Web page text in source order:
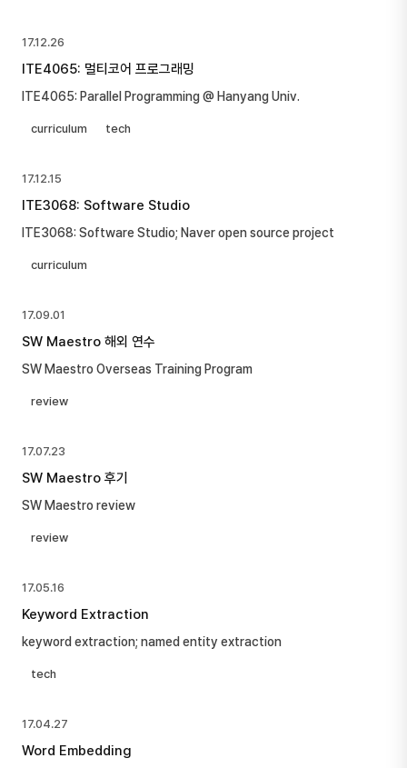
17.12.26
ITE4065: 멀티코어 프로그래밍
ITE4065: Parallel Programming @ Hanyang Univ.
curriculum tech
17.12.15
ITE3068: Software Studio
ITE3068: Software Studio; Naver open source project
curriculum
17.09.01
SW Maestro 해외 연수
SW Maestro Overseas Training Program
review
17.07.23
SW Maestro 후기
SW Maestro review
review
17.05.16
Keyword Extraction
keyword extraction; named entity extraction
tech
17.04.27
Word Embedding